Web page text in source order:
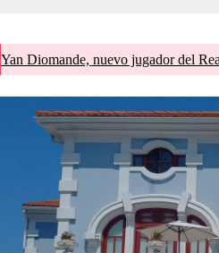
Yan Diomande, nuevo jugador del